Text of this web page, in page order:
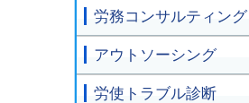
労務コンサルティング
アウトソーシング
労使トラブル診断